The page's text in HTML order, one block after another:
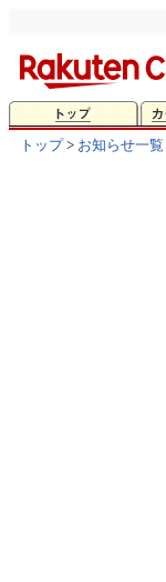
トップ> お知らせ一覧